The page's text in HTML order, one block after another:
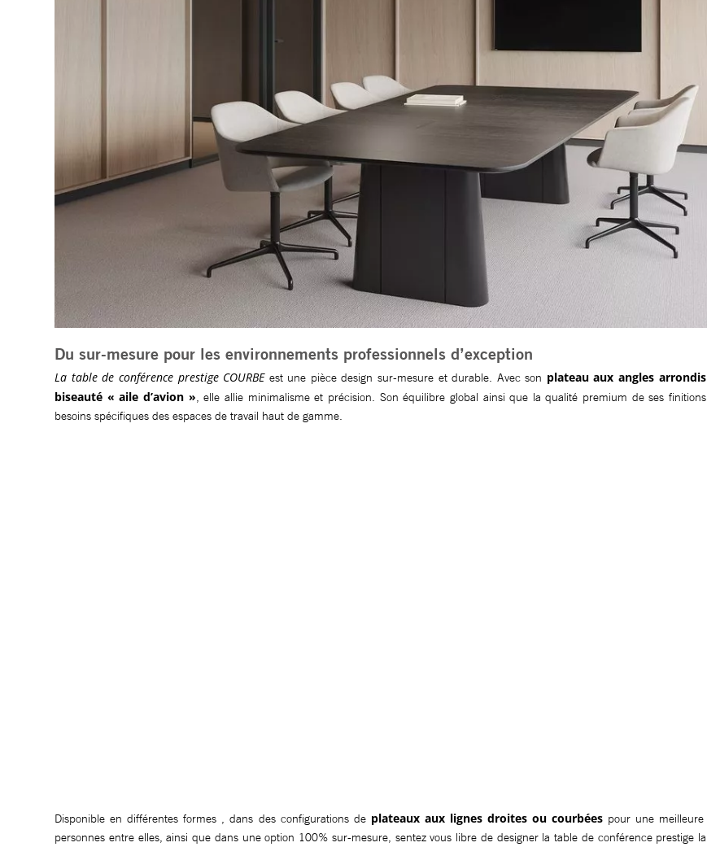
Du sur-mesure pour les environnements professionnels d’exception
La table de conférence prestige COURBEest une pièce design sur-mesure et durable. Avec son plateau aux angles
biseauté « aile d’avion », elle allie minimalisme et précision. Son équilibre global ainsi que la qualité premium de ses
besoins spécifiques des espaces de travail haut de gamme.
Disponible en différentes formes , dans des configurations deplateaux aux lignes droites ou courbées pour une
personnes entre elles, ainsi que dans une option 100% sur-mesure, sentez vous libre de designer la table de conférence prestige